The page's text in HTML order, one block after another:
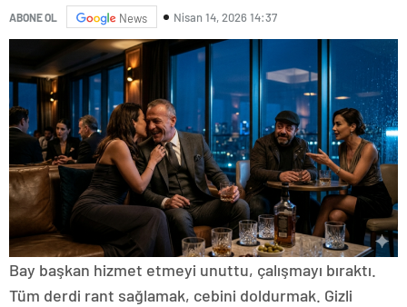
ABONE OL News Nisan 14, 2026 14:37
Bay başkan hizmet etmeyi unuttu, çalışmayı bıraktı.
Tüm derdi rant sağlamak, cebini doldurmak. Gizli